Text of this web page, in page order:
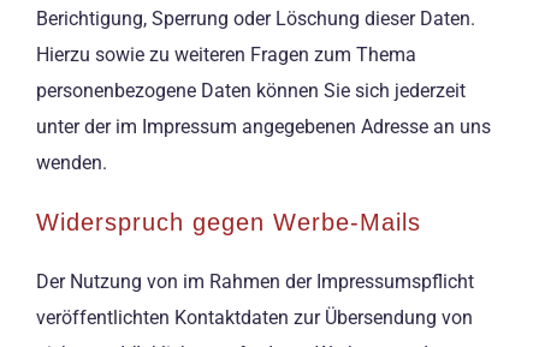
Berichtigung, Sperrung oder Löschung dieser Daten.
Hierzu sowie zu weiteren Fragen zum Thema
personenbezogene Daten können Sie sich jederzeit
unter der im Impressum angegebenen Adresse an uns
wenden.
Widerspruch gegen Werbe-Mails
Der Nutzung von im Rahmen der Impressumspflicht
veröffentlichten Kontaktdaten zur Übersendung von